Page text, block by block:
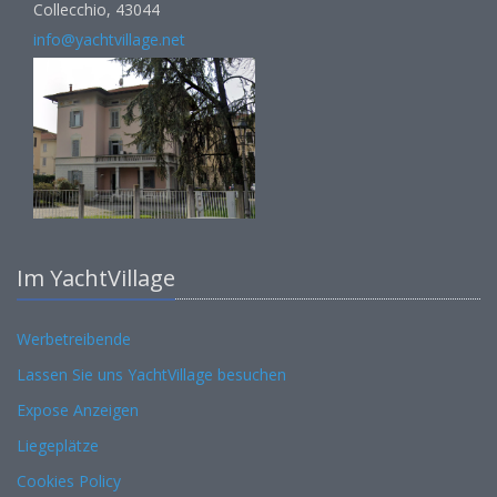
Collecchio, 43044
info@yachtvillage.net
Im YachtVillage
Werbetreibende
Lassen Sie uns YachtVillage besuchen
Expose Anzeigen
Liegeplätze
Cookies Policy